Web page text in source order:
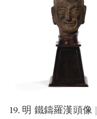
19. 明 鐵鑄羅漢頭像 |